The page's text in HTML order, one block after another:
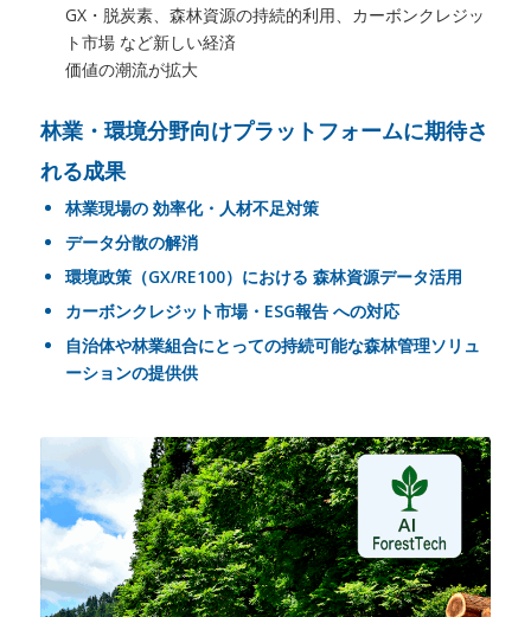
GX・脱炭素、森林資源の持続的利用、カーボンクレジッ
ト市場 など新しい経済
価値の潮流が拡大
林業・環境分野向けプラットフォームに期待さ
れる成果
林業現場の 効率化・人材不足対策
データ分散の解消
環境政策（GX/RE100）における 森林資源データ活用
カーボンクレジット市場・ESG報告 への対応
自治体や林業組合にとっての持続可能な森林管理ソリュ
ーションの提供供